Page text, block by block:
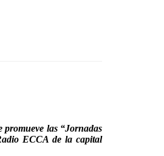
las “Jornadas
ECCA de la capital